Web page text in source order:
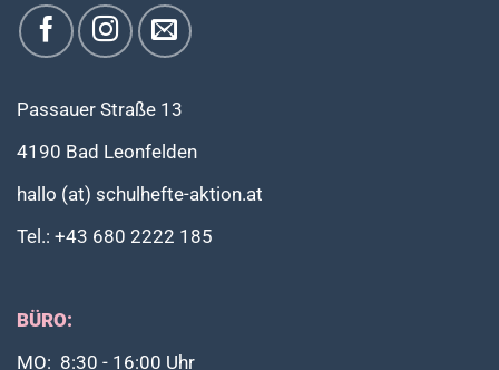
Passauer Straße 13
4190 Bad Leonfelden
hallo (at) schulhefte-aktion.at
Tel.: +43 680 2222 185
BÜRO:
MO: 8:30 - 16:00 Uhr